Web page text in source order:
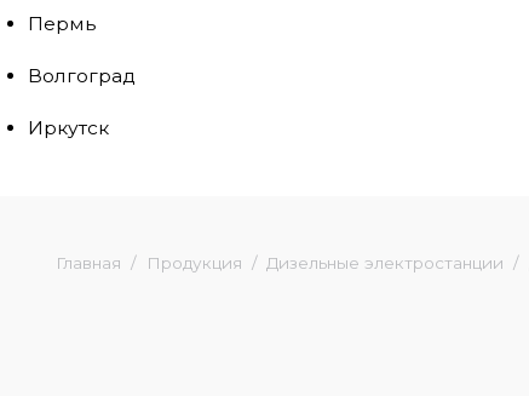
Пермь
Волгоград
Иркутск
Главная Продукция Дизельные электростанции